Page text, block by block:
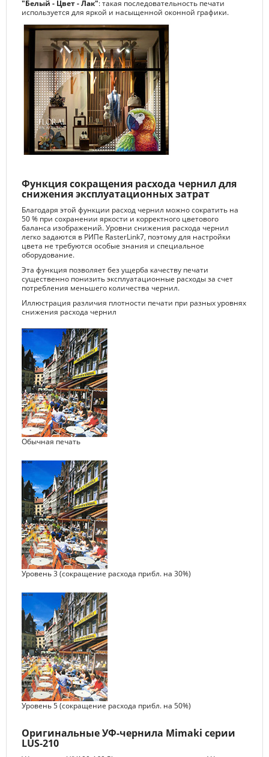
"Белый - Цвет - Лак": такая последовательность печати
используется для яркой и насыщенной оконной графики.
Функция сокращения расхода чернил для
снижения эксплуатационных затрат
Благодаря этой функции расход чернил можно сократить на
50 % при сохранении яркости и корректного цветового
баланса изображений. Уровни снижения расхода чернил
легко задаются в РИПе RasterLink7, поэтому для настройки
цвета не требуются особые знания и специальное
оборудование.
Эта функция позволяет без ущерба качеству печати
существенно понизить эксплуатационные расходы за счет
потребления меньшего количества чернил.
Иллюстрация различия плотности печати при разных уровнях
снижения расхода чернил
Обычная печать
Уровень 3 (сокращение расхода прибл. на 30%)
Уровень 5 (сокращение расхода прибл. на 50%)
Оригинальные УФ-чернила Mimaki серии
LUS-210